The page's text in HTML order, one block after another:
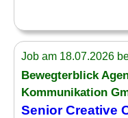
Job am 18.07.2026
Bewegterblick
Kommunikation
Senior Creative